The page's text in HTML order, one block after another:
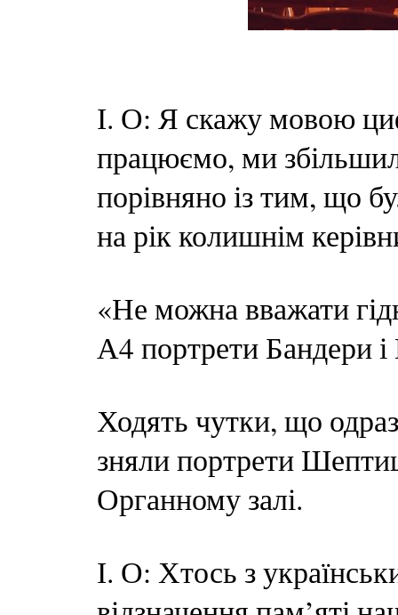
І. О: Я скажу мовою
працюємо, ми
порівняно із тим, що
на рік колишнім
«Не можна вважати
А4 портрети Бандери
Ходять чутки, що
зняли портрети
Органному залі.
І. О: Хтось з